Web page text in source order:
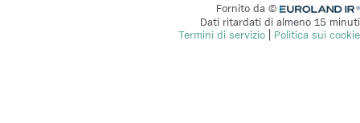
Fornito da ©
Euroland.com
Dati ritardati di almeno 15 minuti
Termini di servizio
Politica sui cookie